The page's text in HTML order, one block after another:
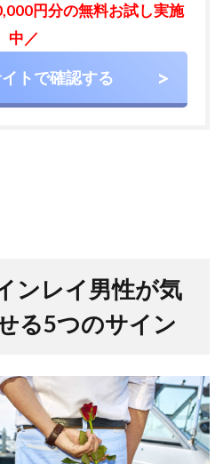
円分の無料お試し実施
中／
トで確認する
ンレイ男性が気
る5つのサイン